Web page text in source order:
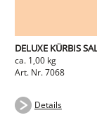
Schnitzel
Steaks
Innereien
Kalbfleisch
Huhn
Pute
DELUXE KÜRBIS
ca. 1,00 kg
Art. Nr. 7068
Details